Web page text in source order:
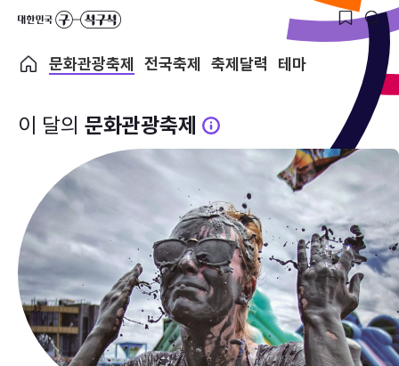
문화관광축제 전국축제 축제달력 테마
이 달의 문화관광축제